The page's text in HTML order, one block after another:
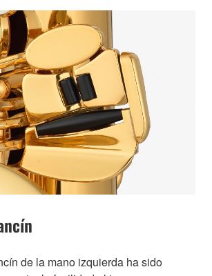
de la mano izquierda ha sido